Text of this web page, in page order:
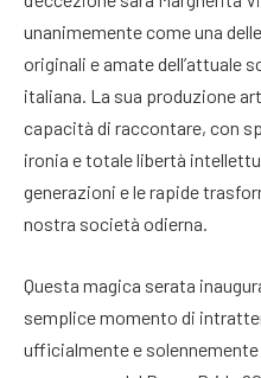
unanimemente come una
originali e amate dell’attuale
italiana. La sua produzione
capacità di raccontare, con
ironia e totale libertà
generazioni e le rapide
nostra società odierna.
Questa magica serata
semplice momento di
ufficialmente e